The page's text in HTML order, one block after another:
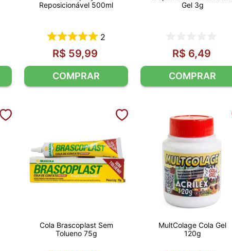
Reposicionável 500ml
2
R$ 59,99
COMPRAR
Gel 3g
R$ 6,49
COMPRAR
Cola Brascoplast Sem
Tolueno 75g
MultColage Cola Gel
120g